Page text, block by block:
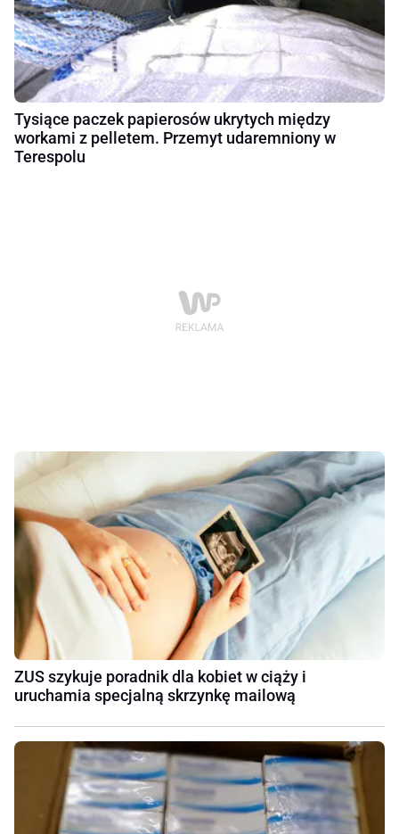
Tysiące paczek papierosów ukrytych między
workami z pelletem. Przemyt udaremniony w
Terespolu
ZUS szykuje poradnik dla kobiet w ciąży i
uruchamia specjalną skrzynkę mailową